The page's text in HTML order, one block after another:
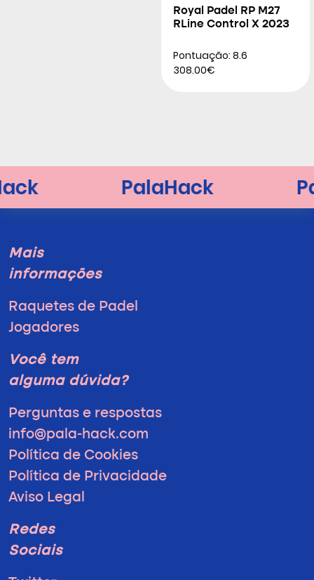
Royal Padel RP M27
RLine Control X 2023
Pontuação: 8.6
308.00€
Mais
informações
Raquetes de Padel
Jogadores
Você tem
alguma dúvida?
Perguntas e respostas
info@pala-hack.com
Política de Cookies
Política de Privacidade
Aviso Legal
Redes
Sociais